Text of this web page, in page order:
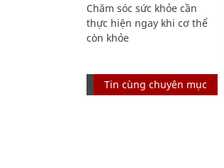
Chăm sóc sức khỏe cần
thực hiện ngay khi cơ thể
còn khỏe
Tin cùng chuyên mục